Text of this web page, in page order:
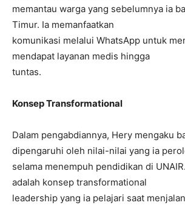
memantau warga yang sebelumnya ia
Timur. Ia memanfaatkan
komunikasi melalui WhatsApp untuk
mendapat layanan medis hingga
tuntas.
Konsep Transformational
Dalam pengabdiannya, Hery mengaku
dipengaruhi oleh nilai-nilai yang ia
selama menempuh pendidikan di
adalah konsep transformational
leadership yang ia pelajari saat